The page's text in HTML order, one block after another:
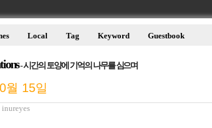
- 시간의 토양에 기억의 나무를 심으며
Local Tag Keyword Guestbook
월 15일
inureyes